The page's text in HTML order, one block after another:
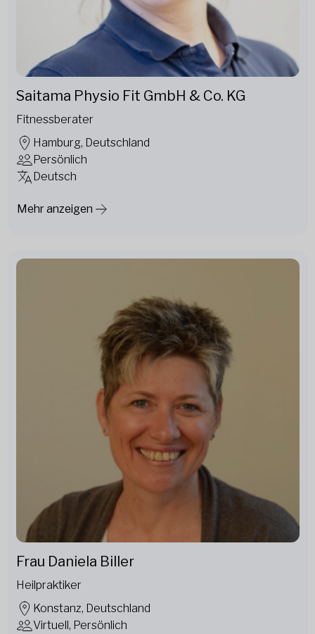
Saitama Physio Fit GmbH & Co. KG
Fitnessberater
Hamburg, Deutschland
Persönlich
Deutsch
Mehr anzeigen
Frau Daniela Biller
Heilpraktiker
Konstanz, Deutschland
Virtuell, Persönlich